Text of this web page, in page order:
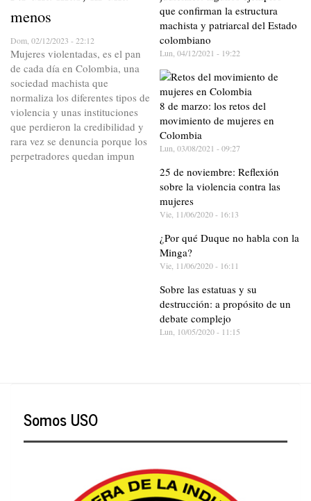
menos
Dom, 02/12/2023 - 22:12
Mujeres violentadas, es el pan
de cada día en Colombia, una
sociedad machista que
normaliza los diferentes tipos de
violencia y unas instituciones
que perdieron la credibilidad y
rara vez se denuncia porque los
perpetradores quedan impun
que confirman la estructura
machista y patriarcal del Estado
colombiano
Lun, 04/12/2021 - 19:22
8 de marzo: los retos del
movimiento de mujeres en
Colombia
Lun, 03/08/2021 - 09:27
25 de noviembre: Reflexión
sobre la violencia contra las
mujeres
Vie, 11/06/2020 - 16:13
¿Por qué Duque no habla con la
Minga?
Vie, 11/06/2020 - 16:11
Sobre las estatuas y su
destrucción: a propósito de un
debate complejo
Lun, 10/05/2020 - 11:15
Somos USO